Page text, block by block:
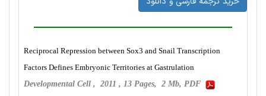
Reciprocal Repression between Sox3 and Snail Transcription
Factors Defines Embryonic Territories at Gastrulation
Developmental Cell , 2011 , 13 Pages, 2 Mb, PDF